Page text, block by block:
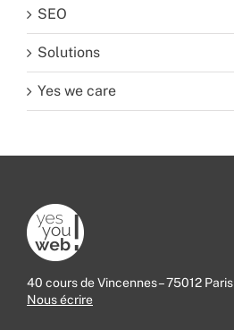
SEO
Solutions
Yes we care
40 cours de Vincennes – 75012 Paris
Nous écrire